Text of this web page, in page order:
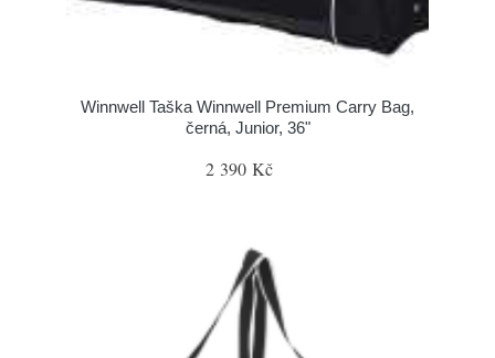
Winnwell Taška Winnwell Premium Carry Bag,
černá, Junior, 36"
2 390 Kč